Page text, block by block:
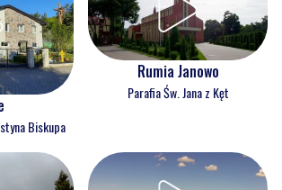
Biskupa
Rumia Janowo
Parafia Św. Jana z Kęt